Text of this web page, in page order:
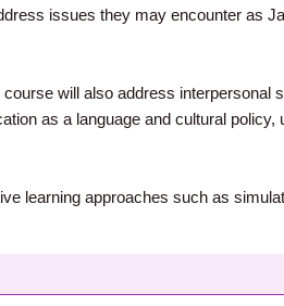
issues they may encounter as
will also address interpersonal
as a language and cultural policy,
learning approaches such as